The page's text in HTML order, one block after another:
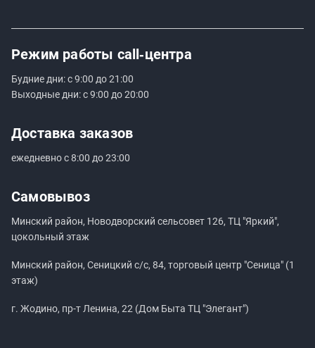
Режим работы call‑центра
Будние дни: с 9:00 до 21:00
Выходные дни: с 9:00 до 20:00
Доставка заказов
ежедневно с 8:00 до 23:00
Самовывоз
Минский район, Новодворский сельсовет 126, ТЦ "Яркий",
цокольный этаж
Минский район, Сеницкий с/с, 84, торговый центр "Сеница" (1
этаж)
г. Жодино, пр-т Ленина, 22 (Дом Быта ТЦ "Элегант")